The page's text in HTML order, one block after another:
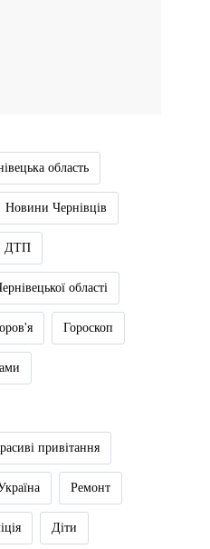
область
Новини Чернівців
ДТП
області
Гороскоп
привітання
Ремонт
Діти